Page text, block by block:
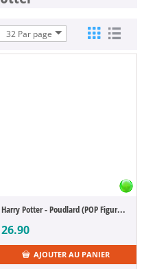
32 Par page
Harry Potter - Poudlard (POP Figure Bitty 4-Pack)
26.90
AJOUTER AU PANIER